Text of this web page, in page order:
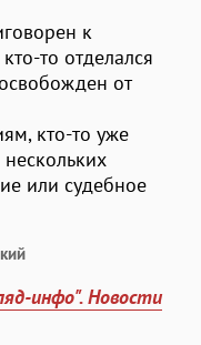
к
то отделался
от
кто-то уже
или судебное
инфо". Новости